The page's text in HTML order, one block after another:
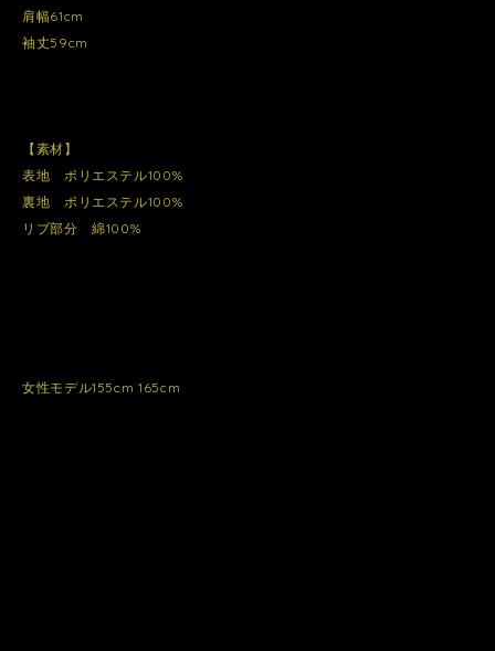
肩幅61cm
袖丈59cm
【素材】
表地 ポリエステル100%
裏地 ポリエステル100%
リブ部分 綿100%
女性モデル155cm 165cm